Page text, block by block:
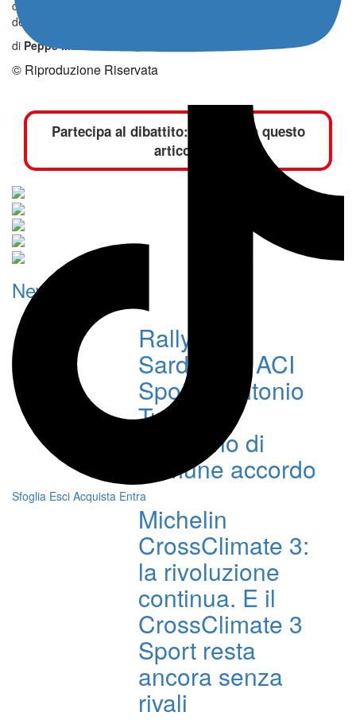
Sfoglia Esci Acquista Entra
corretta lettura delle insidie del fondo saranno i fattori
determinanti per il successo finale.
di Peppe Marino
© Riproduzione Riservata
Partecipa al dibattito: commentaquesto
articolo
News
Rally Italia
Sardegna, ACI
Sport e Antonio
Turitto si
separano di
comune accordo
Michelin
CrossClimate 3:
la rivoluzione
continua. E il
CrossClimate 3
Sport resta
ancora senza
rivali